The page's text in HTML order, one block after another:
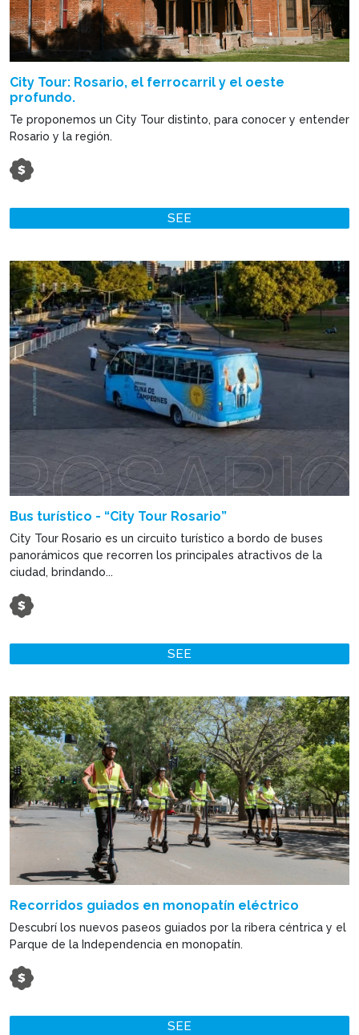
City Tour: Rosario, el ferrocarril y el oeste
profundo.
Te proponemos un City Tour distinto, para conocer y entender
Rosario y la región.
SEE
Bus turístico - “City Tour Rosario”
City Tour Rosario es un circuito turístico a bordo de buses
panorámicos que recorren los principales atractivos de la
ciudad, brindando...
SEE
Recorridos guiados en monopatín eléctrico
Descubrí los nuevos paseos guiados por la ribera céntrica y el
Parque de la Independencia en monopatín.
SEE